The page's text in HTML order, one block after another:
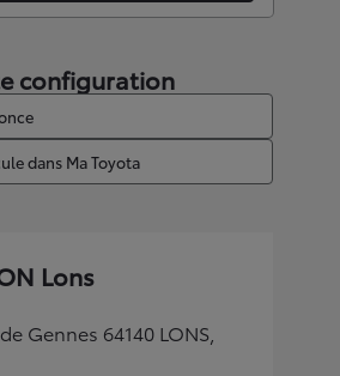
configuration
dans Ma Toyota
Lons
Gennes 64140 LONS,